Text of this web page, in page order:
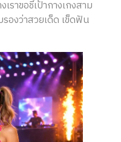
าขอชี้เป้ากางเกงสาม
องว่าสวยเด็ด เข็ดฟัน